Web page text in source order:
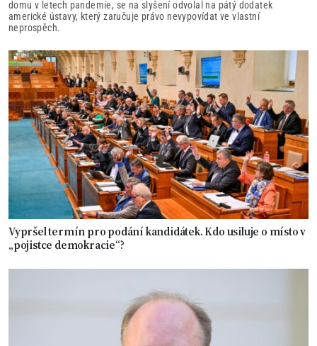
domu v letech pandemie, se na slyšení odvolal na pátý dodatek
americké ústavy, který zaručuje právo nevypovídat ve vlastní
neprospěch.
Vypršel termín pro podání kandidátek. Kdo usiluje o místo v
„pojistce demokracie“?